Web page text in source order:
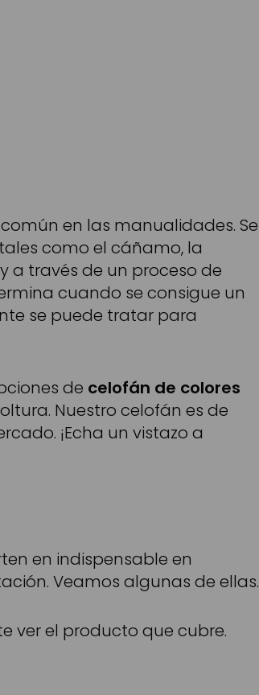
en las manualidades. Se
como el cáñamo, la
a través de un proceso de
cuando se consigue un
se puede tratar para
de celofán de colores
Nuestro celofán es de
¡Echa un vistazo a
en indispensable en
Veamos algunas de ellas.
ver el producto que cubre.